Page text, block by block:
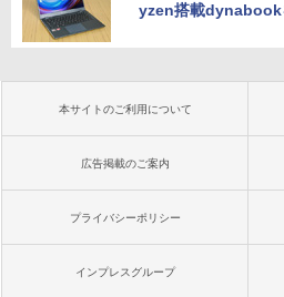
yzen搭載dynabook
本サイトのご利用について
広告掲載のご案内
プライバシーポリシー
インプレスグループ